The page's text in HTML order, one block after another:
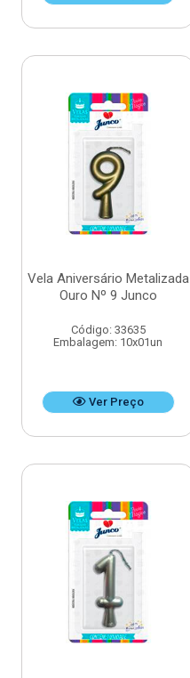
Vela Aniversário Metalizada
Ouro Nº 9 Junco
Código: 33635
Embalagem: 10x01un
Ver Preço